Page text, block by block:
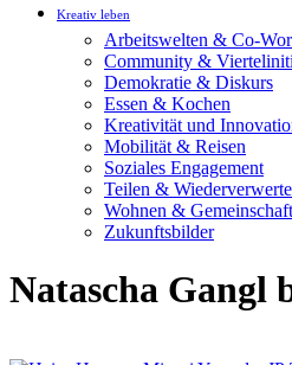
Kreativ leben
Arbeitswelten & Co-
Community &
Demokratie & Diskurs
Essen & Kochen
Kreativität und
Mobilität & Reisen
Soziales Engagement
Teilen &
Wohnen & Gemeinschaft
Zukunftsbilder
Natascha Gangl